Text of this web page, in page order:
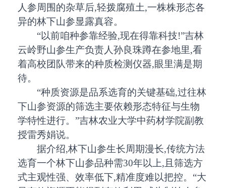
人参周围的杂草后,轻拨腐殖土,一株株形态各
异的林下山参显露真容。
“以前咱种参靠经验,现在得靠科技!”吉林
云岭野山参生产负责人孙良珠蹲在参地里,看
着高校团队带来的种质检测仪器,眼里满是期
待。
“种质资源是品系选育的关键基础,过往林
下山参资源的筛选主要依赖形态特征与生物
学特性进行。”吉林农业大学中药材学院副教
授雷秀娟说。
据介绍,林下山参生长周期漫长,传统方法
选育一个林下山参品种需30年以上,且筛选方
式主观性强、效率低下,精准度难以把控。“大